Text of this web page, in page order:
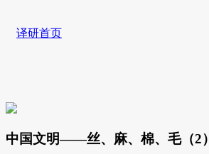
译研首页
中国文明——丝、麻、棉、毛（2）